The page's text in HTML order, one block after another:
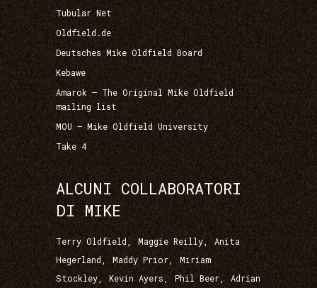
Tubular Net
Oldfield.de
Deutsches Mike Oldfield Board
Kebawe
Amarok – The Original Mike Oldfield
mailing list
MOU – Mike Oldfield University
Take 4
ALCUNI COLLABORATORI
DI MIKE
Terry Oldfield,Maggie Reilly,Anita
Hegerland,Maddy Prior,Miriam
Stockley,Kevin Ayers,Phil Beer,Adrian